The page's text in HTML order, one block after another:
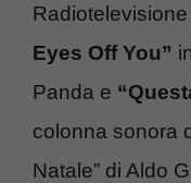
Eyes Off You”
Panda e
colonna sonora
Natale” di Aldo